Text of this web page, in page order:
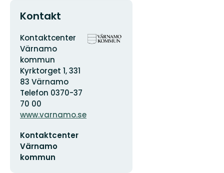
Kontakt
Adress
Kontaktcenter
Värnamo
kommun
Kyrktorget 1, 331
83 Värnamo
Telefon 0370-37
70 00
www.varnamo.se
postadress
Kontaktcenter
Värnamo
kommun
Organisationens
logotyp